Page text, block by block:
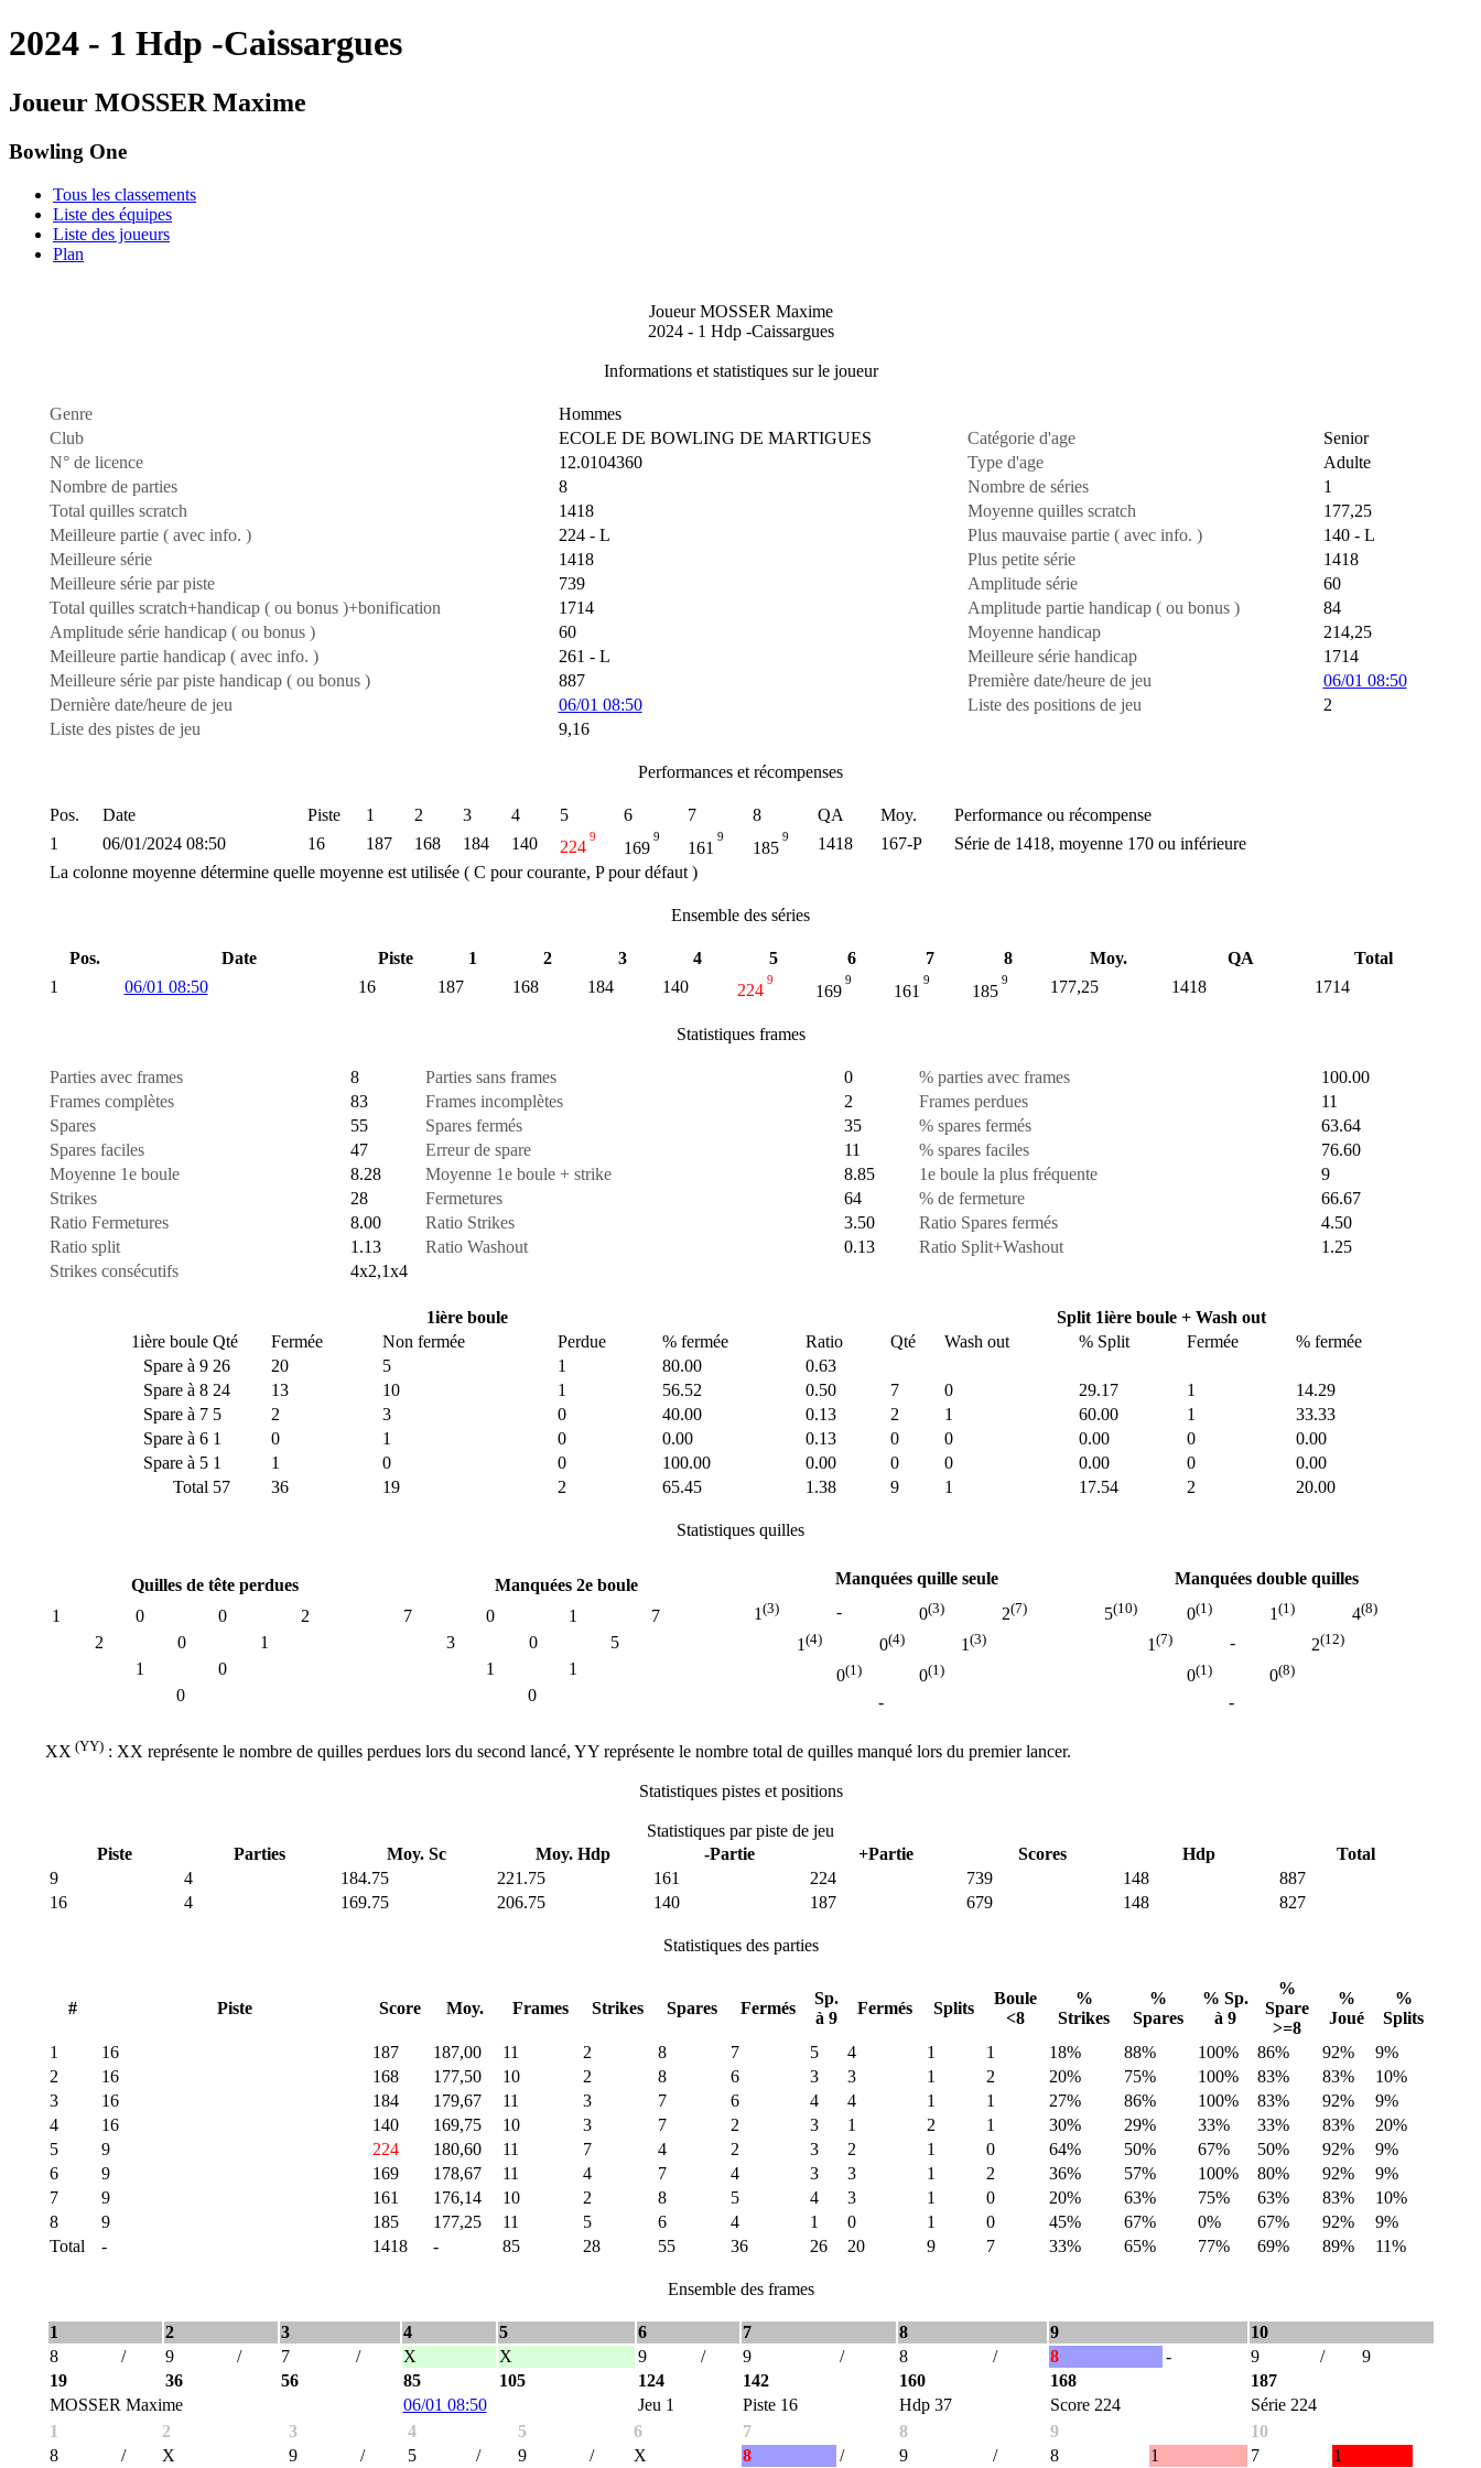
2024 - 1 Hdp -Caissargues
Joueur MOSSER Maxime
Bowling One
Tous les classements
Liste des équipes
Liste des joueurs
Plan
Joueur MOSSER Maxime
2024 - 1 Hdp -Caissargues
Informations et statistiques sur le joueur
Genre
Hommes
Club
ECOLE DE BOWLING DE MARTIGUES Catégorie d'age
Senior
N° de licence
12.0104360 Type d'age
Adulte
Nombre de parties
8 Nombre de séries
1
Total quilles scratch
1418 Moyenne quilles scratch
177,25
Meilleure partie ( avec info. )
224 - L Plus mauvaise partie ( avec info. )
140 - L
Meilleure série
1418 Plus petite série
1418
Meilleure série par piste
739 Amplitude série
60
Total quilles scratch+handicap ( ou bonus )+bonification
1714 Amplitude partie handicap ( ou bonus )
84
Amplitude série handicap ( ou bonus )
60 Moyenne handicap
214,25
Meilleure partie handicap ( avec info. )
261 - L Meilleure série handicap
1714
Meilleure série par piste handicap ( ou bonus )
887 Première date/heure de jeu
06/01 08:50
Dernière date/heure de jeu
06/01 08:50 Liste des positions de jeu
2
Liste des pistes de jeu
9,16
Performances et récompenses
Pos. Date Piste 1 2 3 4 5 6 7 8 QA Moy.
Performance ou récompense
1
06/01/2024 08:50 16 187 168 184 140 224
9
169
9
161
9
185
9 1418 167-P
Série de 1418, moyenne 170 ou inférieure
La colonne moyenne détermine quelle moyenne est utilisée ( C pour courante, P pour défaut )
Ensemble des séries
Pos. Date Piste 1 2 3 4 5 6 7 8 Moy. QA
Total
1
06/01 08:50 16 187 168 184 140 224
9
169
9
161
9
185
9 177,25 1418 1714
Statistiques frames
Parties avec frames 8 Parties sans frames 0 % parties avec frames
100.00
Frames complètes
83 Frames incomplètes 2 Frames perdues
11
Spares
55 Spares fermés 35 % spares fermés
63.64
Spares faciles
47 Erreur de spare 11 % spares faciles
76.60
Moyenne 1e boule
8.28 Moyenne 1e boule + strike 8.85 1e boule la plus fréquente
9
Strikes
28 Fermetures 64 % de fermeture
66.67
Ratio Fermetures
8.00 Ratio Strikes 3.50 Ratio Spares fermés
4.50
Ratio split
1.13 Ratio Washout 0.13 Ratio Split+Washout
1.25
Strikes consécutifs
4x2,1x4
1ière boule
Split 1ière boule + Wash out
1ière boule Qté Fermée Non fermée Perdue % fermée Ratio Qté Wash out % Split Fermée
% fermée
Spare à 9 26 20 5 1 80.00
0.63
Spare à 8 24 13 10 1 56.52 0.50 7 0 29.17 1
14.29
Spare à 7 5 2 3 0 40.00 0.13 2 1 60.00 1
33.33
Spare à 6 1 0 1 0 0.00 0.13 0 0 0.00 0
0.00
Spare à 5 1 1 0 0 100.00 0.00 0 0 0.00 0
0.00
Total 57 36 19 2 65.45 1.38 9 1 17.54 2 20.00
Statistiques quilles
Quilles de tête perdues
1
0 0
2
2
0
1
1
0
0
Manquées 2e boule
7
0 1
7
3
0
5
1
1
0
Manquées quille seule
1 (3) - 0(3) 2(7)
1 (4) 0(4) 1 (3)
0(1) 0(1)
-
Manquées double quilles
5(10) 0(1) 1 (1) 4(8)
1 (7) - 2(12)
0(1) 0(8)
-
XX (YY) : XX représente le nombre de quilles perdues lors du second lancé, YY représente le nombre total de quilles manqué lors du premier lancer.
Statistiques pistes et positions
Statistiques par piste de jeu
Piste
Parties Moy. Sc Moy. Hdp -Partie +Partie Scores Hdp
Total
9
4 184.75 221.75 161 224 739 148
887
16
4 169.75 206.75 140 187 679 148 827
Statistiques des parties
# Piste Score Moy. Frames Strikes Spares Fermés
Sp.
à 9
Fermés Splits
Boule
<8
%
Strikes
%
Spares
% Sp.
à 9
%
Spare
>=8
%
Joué
%
Splits
1
16 187 187,00 11 2 8 7 5 4 1 1 18% 88% 100% 86% 92%
9%
2
16 168 177,50 10 2 8 6 3 3 1 2 20% 75% 100% 83% 83%
10%
3
16 184 179,67 11 3 7 6 4 4 1 1 27% 86% 100% 83% 92%
9%
4
16 140 169,75 10 3 7 2 3 1 2 1 30% 29% 33% 33% 83%
20%
5
9 224 180,60 11 7 4 2 3 2 1 0 64% 50% 67% 50% 92%
9%
6
9 169 178,67 11 4 7 4 3 3 1 2 36% 57% 100% 80% 92%
9%
7
9 161 176,14 10 2 8 5 4 3 1 0 20% 63% 75% 63% 83%
10%
8
9 185 177,25 11 5 6 4 1 0 1 0 45% 67% 0% 67% 92%
9%
Total
- 1418 - 85 28 55 36 26 20 9 7 33% 65% 77% 69% 89% 11%
Ensemble des frames
1 2 3 4 5 6 7 8 9
10
8
/ 9 / 7 / X X 9 / 9 / 8 / 8 - 9 /
9
19
36 56 85 105 124 142 160 168
187
MOSSER Maxime
06/01 08:50 Jeu 1 Piste 16 Hdp 37 Score 224
Série 224
1
2 3 4 5 6 7 8 9
10
8
/ X 9 / 5 / 9 / X 8 / 9 / 8 1 7 1